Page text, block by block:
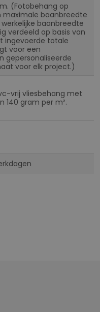
(Fotobehang op
baanbreedte
baanbreedte
verdeeld op basis van
ingevoerde totale
voor een
gepersonaliseerde
voor elk project.)
vrij vliesbehang met
140 gram per m².